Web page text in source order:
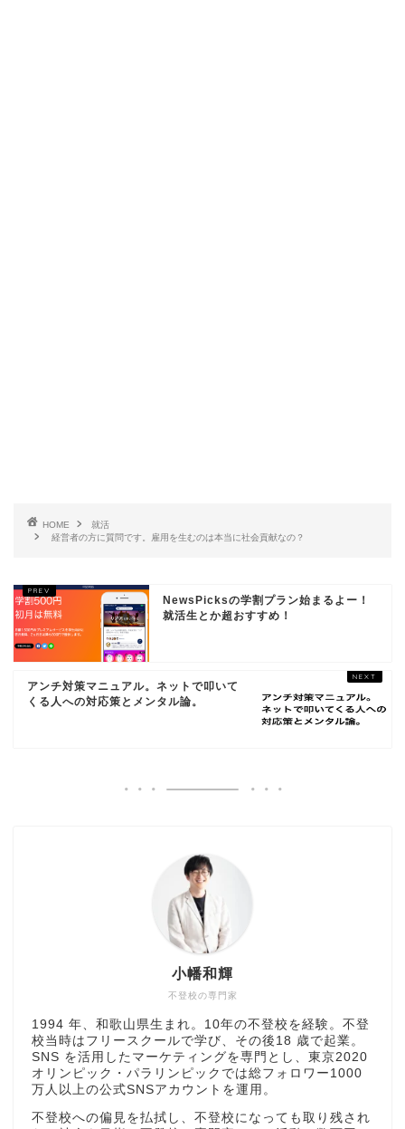
HOME
就活
経営者の方に質問です。雇用を生むのは本当に社会貢献なの？
NewsPicksの学割プラン始まるよー！
就活生とか超おすすめ！
アンチ対策マニュアル。ネットで叩いて
くる人への対応策とメンタル論。
不登校の専門家
小幡和輝
1994 年、和歌山県生まれ。10年の不登校を経験。不登
校当時はフリースクールで学び、その後18 歳で起業。
SNS を活用したマーケティングを専門とし、東京2020
オリンピック・パラリンピックでは総フォロワー1000
万人以上の公式SNSアカウントを運用。
不登校への偏見を払拭し、不登校になっても取り残され